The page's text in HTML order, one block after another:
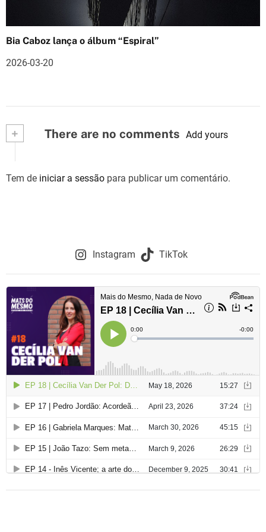
Bia Caboz lança o álbum “Espiral”
2026-03-20
+ There are no comments Add yours
Tem de iniciar a sessão para publicar um comentário.
Instagram TikTok